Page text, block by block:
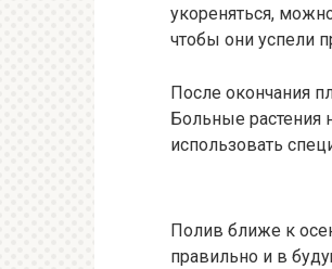
укореняться,
чтобы они успели
После окончания
Больные растения
использовать
Полив ближе к
правильно и в